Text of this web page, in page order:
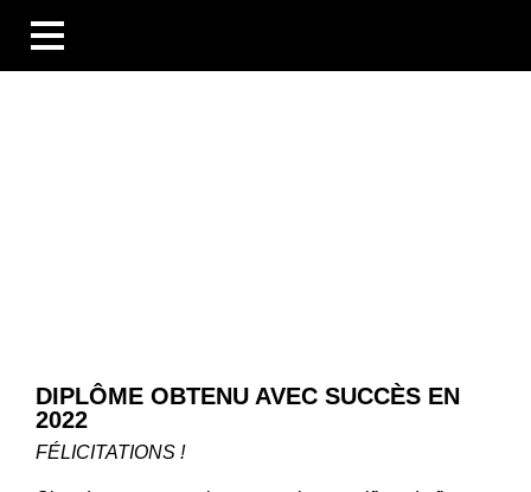
LES ENTREPRISES
CARRIÈRE
TÉLÉCHARGEMENTS
DEENFR
DIPLÔME OBTENU AVEC SUCCÈS EN
2022
FÉLICITATIONS !